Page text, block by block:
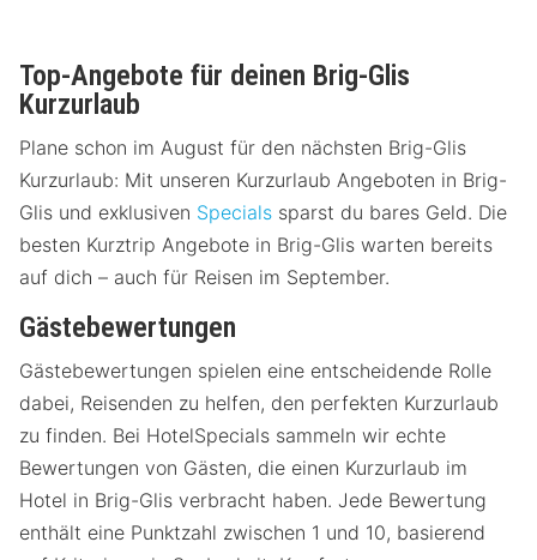
Top-Angebote für deinen Brig-Glis
Kurzurlaub
Plane schon im August für den nächsten Brig-Glis
Kurzurlaub: Mit unseren Kurzurlaub Angeboten in Brig-
Glis und exklusiven Specials sparst du bares Geld. Die
besten Kurztrip Angebote in Brig-Glis warten bereits
auf dich – auch für Reisen im September.
Gästebewertungen
Gästebewertungen spielen eine entscheidende Rolle
dabei, Reisenden zu helfen, den perfekten Kurzurlaub
zu finden. Bei HotelSpecials sammeln wir echte
Bewertungen von Gästen, die einen Kurzurlaub im
Hotel in Brig-Glis verbracht haben. Jede Bewertung
enthält eine Punktzahl zwischen 1 und 10, basierend